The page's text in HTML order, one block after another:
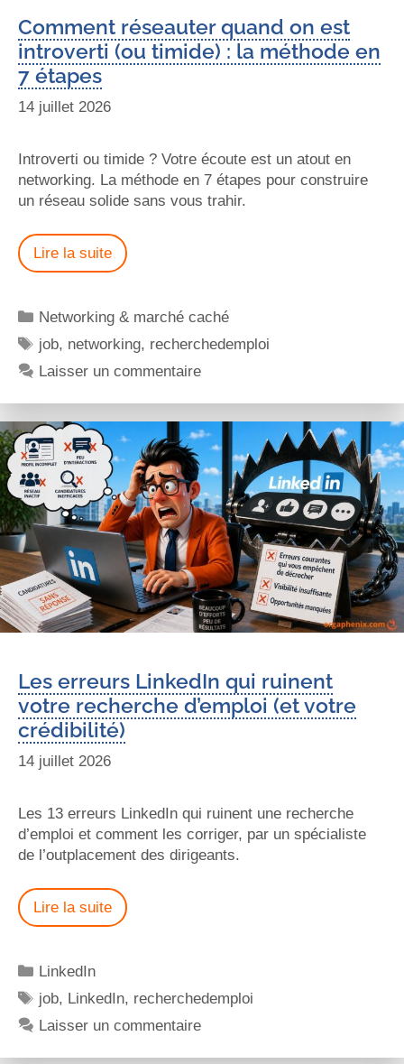
Comment réseauter quand on est
introverti (ou timide) : la méthode en
7 étapes
14 juillet 2026
Introverti ou timide ? Votre écoute est un atout en
networking. La méthode en 7 étapes pour construire
un réseau solide sans vous trahir.
Lire la suite
Networking & marché caché
job, networking, recherchedemploi
Laisser un commentaire
Les erreurs LinkedIn qui ruinent
votre recherche d’emploi (et votre
crédibilité)
14 juillet 2026
Les 13 erreurs LinkedIn qui ruinent une recherche
d’emploi et comment les corriger, par un spécialiste
de l’outplacement des dirigeants.
Lire la suite
LinkedIn
job, LinkedIn, recherchedemploi
Laisser un commentaire